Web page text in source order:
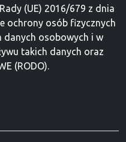
(UE) 2016/679 z dnia
ochrony osób fizycznych
danych osobowych i w
takich danych oraz
(RODO).